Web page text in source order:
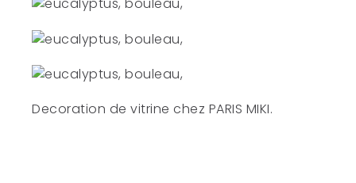
Decoration de vitrine chez PARIS MIKI.